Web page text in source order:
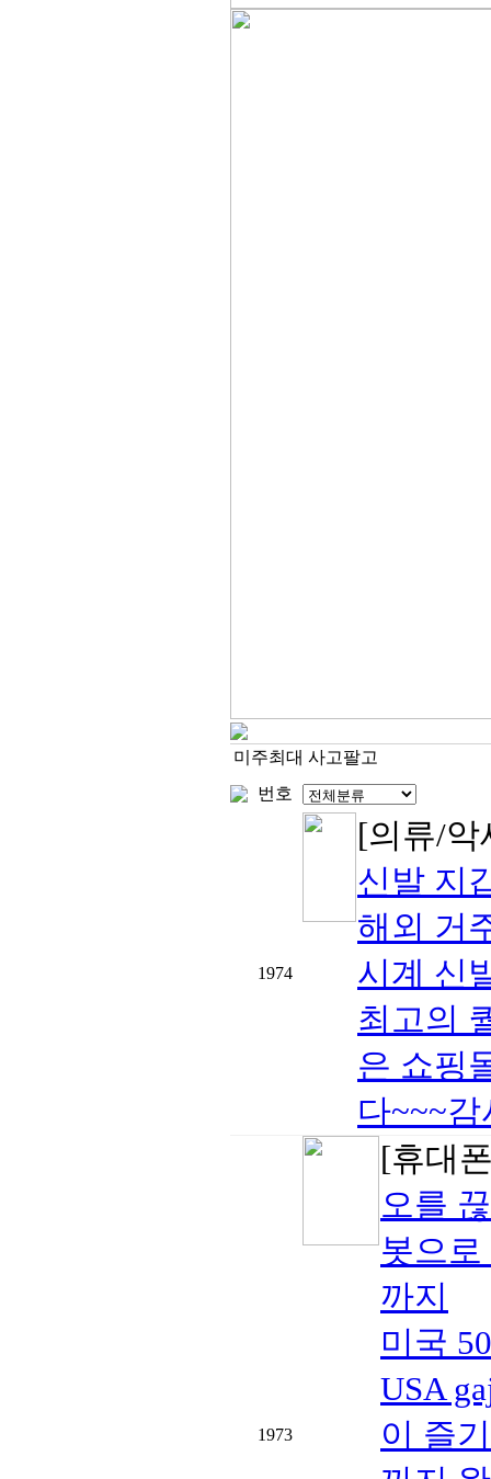
미주최대 사고팔고
번호
1974
[의류/
신발 지
해외 거
시계 신
최고의
은 쇼핑
다~~~감
1973
[휴대
오를
봇으
까지
미국
USA
이 즐